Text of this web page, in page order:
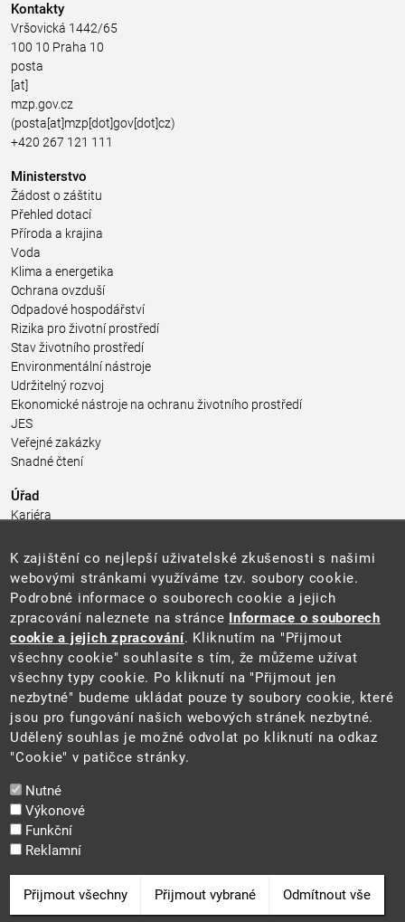
Kontakty
Vršovická 1442/65
100 10 Praha 10
posta
[at]
mzp.gov.cz
(posta[at]mzp[dot]gov[dot]cz)
+420 267 121 111
Ministerstvo
Žádost o záštitu
Přehled dotací
Příroda a krajina
Voda
Klima a energetika
Ochrana ovzduší
Odpadové hospodářství
Rizika pro životní prostředí
Stav životního prostředí
Environmentální nástroje
Udržitelný rozvoj
Ekonomické nástroje na ochranu životního prostředí
JES
Veřejné zakázky
Snadné čtení
Úřad
Kariéra
Pro média a veřejnost
Povinně zveřejňované informace
Kontakty
Přistupnost budovy úřadu MŽP
(PDF, 204 kB)
Web
Aktuality
Ochrana osobních údajů
Prohlášení o přístupnosti
Zásady používání cookies
Mapa webu
Cookie
K zajištění co nejlepší uživatelské zkušenosti s našimi
webovými stránkami využíváme tzv. soubory cookie.
Podrobné informace o souborech cookie a jejich
zpracování naleznete na stránce Informace o souborech
cookie a jejich zpracování. Kliknutím na "Přijmout
všechny cookie" souhlasíte s tím, že můžeme užívat
všechny typy cookie. Po kliknutí na "Přijmout jen
nezbytné" budeme ukládat pouze ty soubory cookie, které
jsou pro fungování našich webových stránek nezbytné.
Udělený souhlas je možné odvolat po kliknutí na odkaz
"Cookie" v patičce stránky.
Nutné
Výkonové
Funkční
Reklamní
Přijmout všechny Přijmout vybrané Odmítnout vše